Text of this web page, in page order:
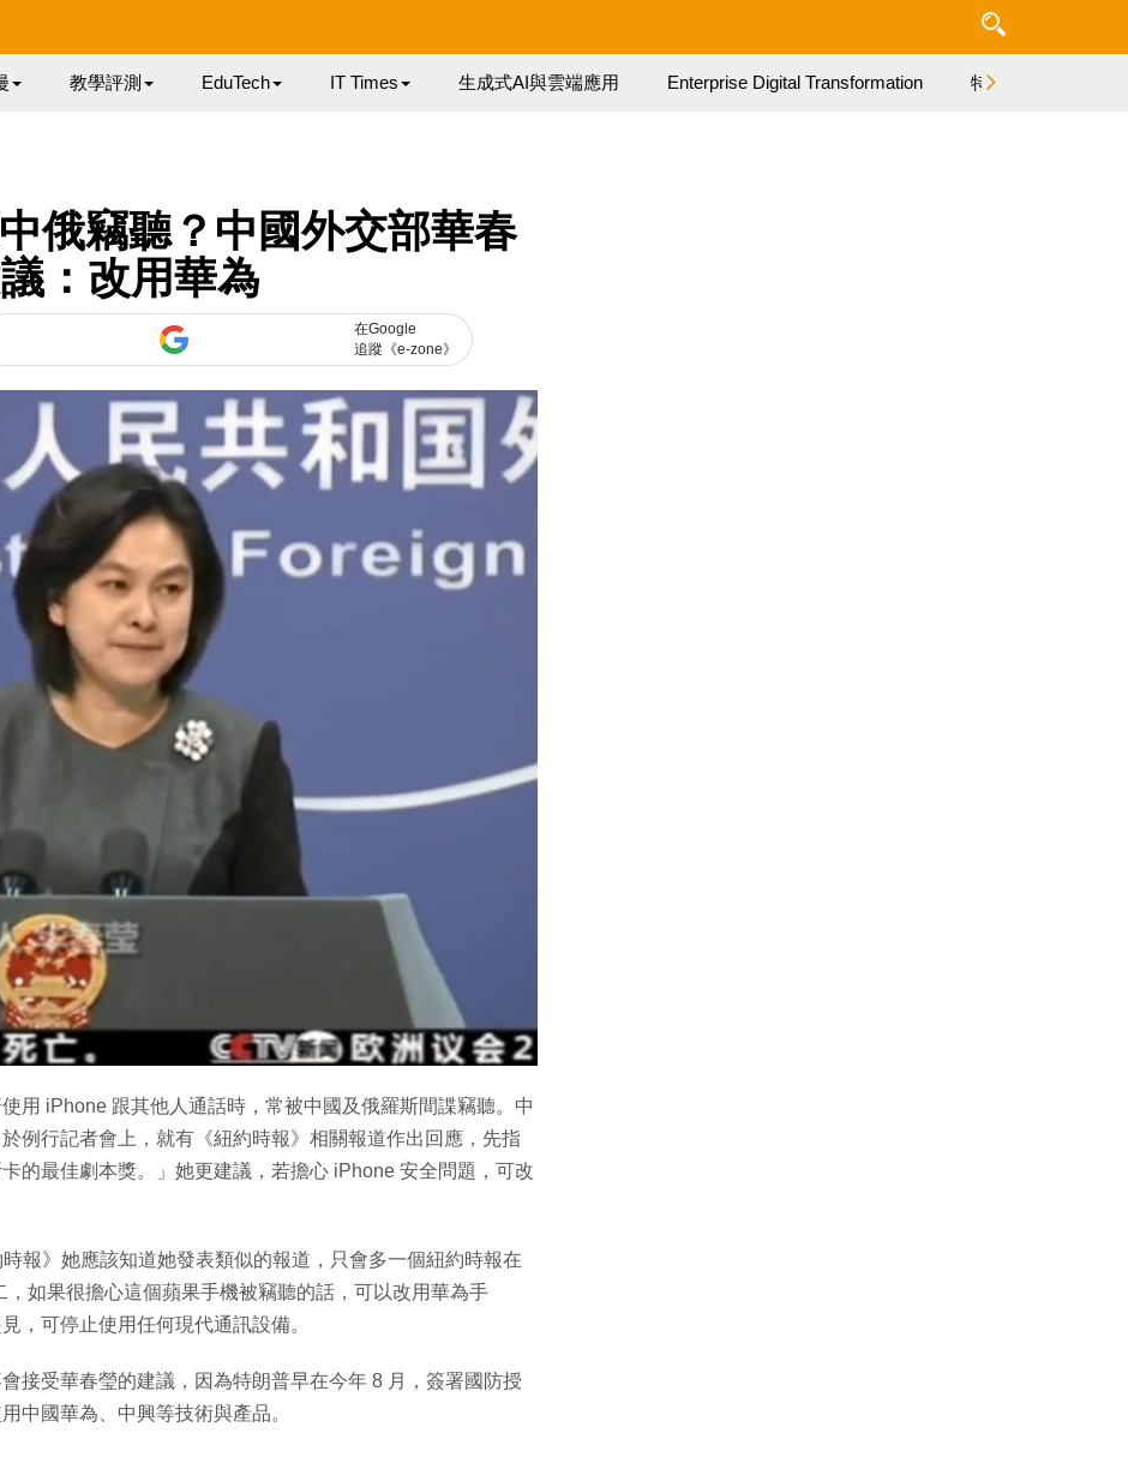
教學評測 EduTech IT Times 生成式AI與雲端應用 Enterprise Digital Transformation 特集
俄竊聽？中國外交部華春
：改用華為
在Google
追蹤《e-zone》
用 iPhone 跟其他人通話時，常被中國及俄羅斯間諜竊聽。中
例行記者會上，就有《紐約時報》相關報道作出回應，先指
的最佳劇本獎。」她更建議，若擔心 iPhone 安全問題，可改
報》她應該知道她發表類似的報道，只會多一個紐約時報在
如果很擔心這個蘋果手機被竊聽的話，可以改用華為手
，可停止使用任何現代通訊設備。
接受華春瑩的建議，因為特朗普早在今年 8 月，簽署國防授
中國華為、中興等技術與產品。